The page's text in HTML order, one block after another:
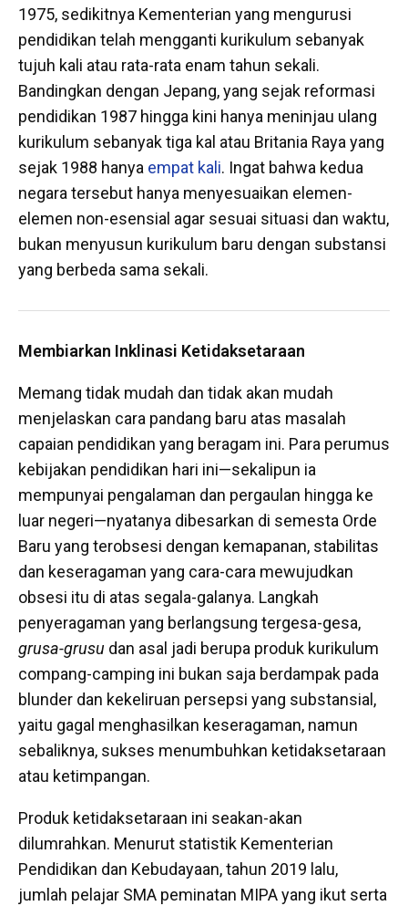
1975, sedikitnya Kementerian yang mengurusi
pendidikan telah mengganti kurikulum sebanyak
tujuh kali atau rata-rata enam tahun sekali.
Bandingkan dengan Jepang, yang sejak reformasi
pendidikan 1987 hingga kini hanya meninjau ulang
kurikulum sebanyak tiga kal atau Britania Raya yang
sejak 1988 hanya empat kali. Ingat bahwa kedua
negara tersebut hanya menyesuaikan elemen-
elemen non-esensial agar sesuai situasi dan waktu,
bukan menyusun kurikulum baru dengan substansi
yang berbeda sama sekali.
Membiarkan Inklinasi Ketidaksetaraan
Memang tidak mudah dan tidak akan mudah
menjelaskan cara pandang baru atas masalah
capaian pendidikan yang beragam ini. Para perumus
kebijakan pendidikan hari ini—sekalipun ia
mempunyai pengalaman dan pergaulan hingga ke
luar negeri—nyatanya dibesarkan di semesta Orde
Baru yang terobsesi dengan kemapanan, stabilitas
dan keseragaman yang cara-cara mewujudkan
obsesi itu di atas segala-galanya. Langkah
penyeragaman yang berlangsung tergesa-gesa,
grusa-grusu dan asal jadi berupa produk kurikulum
compang-camping ini bukan saja berdampak pada
blunder dan kekeliruan persepsi yang substansial,
yaitu gagal menghasilkan keseragaman, namun
sebaliknya, sukses menumbuhkan ketidaksetaraan
atau ketimpangan.
Produk ketidaksetaraan ini seakan-akan
dilumrahkan. Menurut statistik Kementerian
Pendidikan dan Kebudayaan, tahun 2019 lalu,
jumlah pelajar SMA peminatan MIPA yang ikut serta